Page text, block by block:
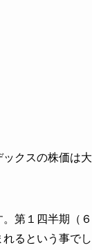
クスの株価は大
第１四半期（６
るという事でし